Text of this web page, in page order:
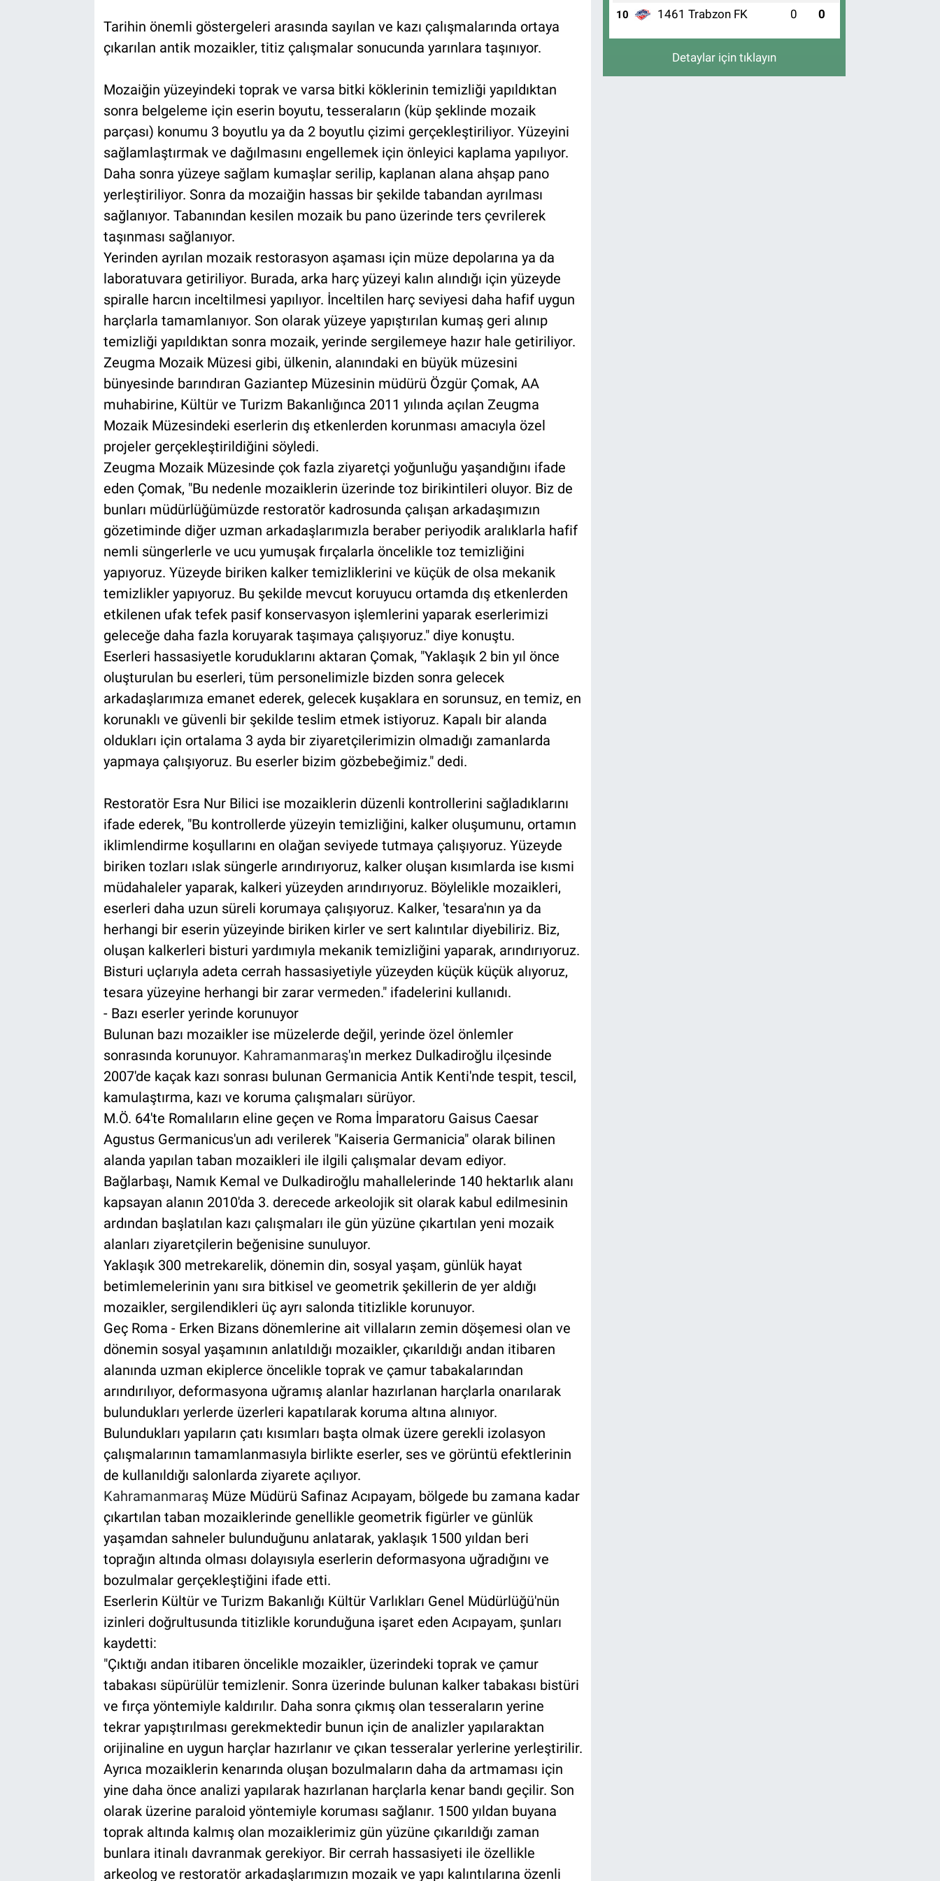
Tarihin önemli göstergeleri arasında sayılan ve kazı çalışmalarında ortaya
çıkarılan antik mozaikler, titiz çalışmalar sonucunda yarınlara taşınıyor.
Mozaiğin yüzeyindeki toprak ve varsa bitki köklerinin temizliği yapıldıktan
sonra belgeleme için eserin boyutu, tesseraların (küp şeklinde mozaik
parçası) konumu 3 boyutlu ya da 2 boyutlu çizimi gerçekleştiriliyor. Yüzeyini
sağlamlaştırmak ve dağılmasını engellemek için önleyici kaplama yapılıyor.
Daha sonra yüzeye sağlam kumaşlar serilip, kaplanan alana ahşap pano
yerleştiriliyor. Sonra da mozaiğin hassas bir şekilde tabandan ayrılması
sağlanıyor. Tabanından kesilen mozaik bu pano üzerinde ters çevrilerek
taşınması sağlanıyor.
Yerinden ayrılan mozaik restorasyon aşaması için müze depolarına ya da
laboratuvara getiriliyor. Burada, arka harç yüzeyi kalın alındığı için yüzeyde
spiralle harcın inceltilmesi yapılıyor. İnceltilen harç seviyesi daha hafif uygun
harçlarla tamamlanıyor. Son olarak yüzeye yapıştırılan kumaş geri alınıp
temizliği yapıldıktan sonra mozaik, yerinde sergilemeye hazır hale getiriliyor.
Zeugma Mozaik Müzesi gibi, ülkenin, alanındaki en büyük müzesini
bünyesinde barındıran Gaziantep Müzesinin müdürü Özgür Çomak, AA
muhabirine, Kültür ve Turizm Bakanlığınca 2011 yılında açılan Zeugma
Mozaik Müzesindeki eserlerin dış etkenlerden korunması amacıyla özel
projeler gerçekleştirildiğini söyledi.
Zeugma Mozaik Müzesinde çok fazla ziyaretçi yoğunluğu yaşandığını ifade
eden Çomak, "Bu nedenle mozaiklerin üzerinde toz birikintileri oluyor. Biz de
bunları müdürlüğümüzde restoratör kadrosunda çalışan arkadaşımızın
gözetiminde diğer uzman arkadaşlarımızla beraber periyodik aralıklarla hafif
nemli süngerlerle ve ucu yumuşak fırçalarla öncelikle toz temizliğini
yapıyoruz. Yüzeyde biriken kalker temizliklerini ve küçük de olsa mekanik
temizlikler yapıyoruz. Bu şekilde mevcut koruyucu ortamda dış etkenlerden
etkilenen ufak tefek pasif konservasyon işlemlerini yaparak eserlerimizi
geleceğe daha fazla koruyarak taşımaya çalışıyoruz." diye konuştu.
Eserleri hassasiyetle koruduklarını aktaran Çomak, "Yaklaşık 2 bin yıl önce
oluşturulan bu eserleri, tüm personelimizle bizden sonra gelecek
arkadaşlarımıza emanet ederek, gelecek kuşaklara en sorunsuz, en temiz, en
korunaklı ve güvenli bir şekilde teslim etmek istiyoruz. Kapalı bir alanda
oldukları için ortalama 3 ayda bir ziyaretçilerimizin olmadığı zamanlarda
yapmaya çalışıyoruz. Bu eserler bizim gözbebeğimiz." dedi.
Restoratör Esra Nur Bilici ise mozaiklerin düzenli kontrollerini sağladıklarını
ifade ederek, "Bu kontrollerde yüzeyin temizliğini, kalker oluşumunu, ortamın
iklimlendirme koşullarını en olağan seviyede tutmaya çalışıyoruz. Yüzeyde
biriken tozları ıslak süngerle arındırıyoruz, kalker oluşan kısımlarda ise kısmi
müdahaleler yaparak, kalkeri yüzeyden arındırıyoruz. Böylelikle mozaikleri,
eserleri daha uzun süreli korumaya çalışıyoruz. Kalker, 'tesara'nın ya da
herhangi bir eserin yüzeyinde biriken kirler ve sert kalıntılar diyebiliriz. Biz,
oluşan kalkerleri bisturi yardımıyla mekanik temizliğini yaparak, arındırıyoruz.
Bisturi uçlarıyla adeta cerrah hassasiyetiyle yüzeyden küçük küçük alıyoruz,
tesara yüzeyine herhangi bir zarar vermeden." ifadelerini kullanıdı.
- Bazı eserler yerinde korunuyor
Bulunan bazı mozaikler ise müzelerde değil, yerinde özel önlemler
sonrasında korunuyor. Kahramanmaraş'ın merkez Dulkadiroğlu ilçesinde
2007'de kaçak kazı sonrası bulunan Germanicia Antik Kenti'nde tespit, tescil,
kamulaştırma, kazı ve koruma çalışmaları sürüyor.
M.Ö. 64'te Romalıların eline geçen ve Roma İmparatoru Gaisus Caesar
Agustus Germanicus'un adı verilerek "Kaiseria Germanicia" olarak bilinen
alanda yapılan taban mozaikleri ile ilgili çalışmalar devam ediyor.
Bağlarbaşı, Namık Kemal ve Dulkadiroğlu mahallelerinde 140 hektarlık alanı
kapsayan alanın 2010'da 3. derecede arkeolojik sit olarak kabul edilmesinin
ardından başlatılan kazı çalışmaları ile gün yüzüne çıkartılan yeni mozaik
alanları ziyaretçilerin beğenisine sunuluyor.
Yaklaşık 300 metrekarelik, dönemin din, sosyal yaşam, günlük hayat
betimlemelerinin yanı sıra bitkisel ve geometrik şekillerin de yer aldığı
mozaikler, sergilendikleri üç ayrı salonda titizlikle korunuyor.
Geç Roma - Erken Bizans dönemlerine ait villaların zemin döşemesi olan ve
dönemin sosyal yaşamının anlatıldığı mozaikler, çıkarıldığı andan itibaren
alanında uzman ekiplerce öncelikle toprak ve çamur tabakalarından
arındırılıyor, deformasyona uğramış alanlar hazırlanan harçlarla onarılarak
bulundukları yerlerde üzerleri kapatılarak koruma altına alınıyor.
Bulundukları yapıların çatı kısımları başta olmak üzere gerekli izolasyon
çalışmalarının tamamlanmasıyla birlikte eserler, ses ve görüntü efektlerinin
de kullanıldığı salonlarda ziyarete açılıyor.
KahramanmaraşMüze Müdürü Safinaz Acıpayam, bölgede bu zamana kadar
çıkartılan taban mozaiklerinde genellikle geometrik figürler ve günlük
yaşamdan sahneler bulunduğunu anlatarak, yaklaşık 1500 yıldan beri
toprağın altında olması dolayısıyla eserlerin deformasyona uğradığını ve
bozulmalar gerçekleştiğini ifade etti.
Eserlerin Kültür ve Turizm Bakanlığı Kültür Varlıkları Genel Müdürlüğü'nün
izinleri doğrultusunda titizlikle korunduğuna işaret eden Acıpayam, şunları
kaydetti:
"Çıktığı andan itibaren öncelikle mozaikler, üzerindeki toprak ve çamur
tabakası süpürülür temizlenir. Sonra üzerinde bulunan kalker tabakası bistüri
ve fırça yöntemiyle kaldırılır. Daha sonra çıkmış olan tesseraların yerine
tekrar yapıştırılması gerekmektedir bunun için de analizler yapılaraktan
orijinaline en uygun harçlar hazırlanır ve çıkan tesseralar yerlerine yerleştirilir.
Ayrıca mozaiklerin kenarında oluşan bozulmaların daha da artmaması için
yine daha önce analizi yapılarak hazırlanan harçlarla kenar bandı geçilir. Son
olarak üzerine paraloid yöntemiyle koruması sağlanır. 1500 yıldan buyana
toprak altında kalmış olan mozaiklerimiz gün yüzüne çıkarıldığı zaman
bunlara itinalı davranmak gerekiyor. Bir cerrah hassasiyeti ile özellikle
arkeolog ve restoratör arkadaşlarımızın mozaik ve yapı kalıntılarına özenli
10 1461 Trabzon FK 0 0
Detaylar için tıklayın